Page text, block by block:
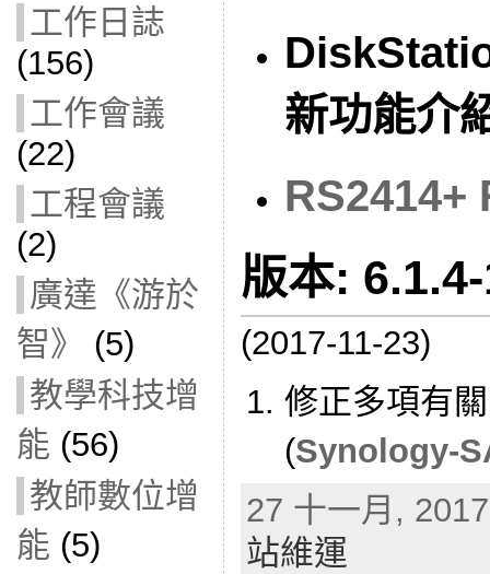
工作日誌
(156)
工作會議
(22)
工程會議
(2)
廣達《游於
智》
(5)
教學科技增
能 (56)
教師數位增
能 (5)
新功能介
RS2414+
版本:
(2017-11-23)
修正多項有
(Synology-
27 十一月,
站維運